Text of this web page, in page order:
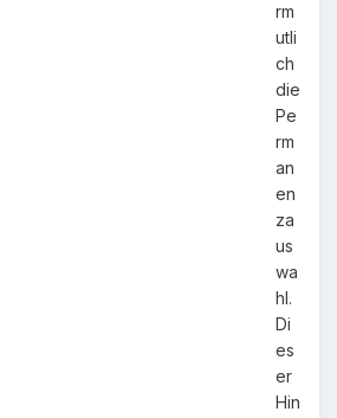
rm
utli
ch
die
Pe
rm
an
en
za
us
wa
hl.
Di
es
er
Hin